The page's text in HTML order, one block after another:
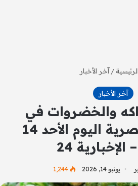
الرئيسية / آخر الأخبار
آخر الأخبار
والخضروات في
الأسواق المصرية اليوم الأحد 14
24
يونيو 14, 2026 1٬244